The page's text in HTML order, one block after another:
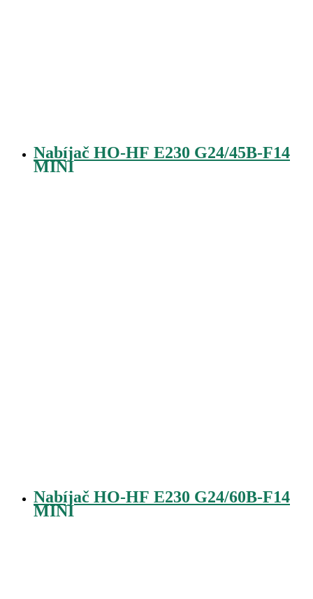
Nabíjač HO-HF E230 G24/45B-F14
MINI
Nabíjač HO-HF E230 G24/60B-F14
MINI